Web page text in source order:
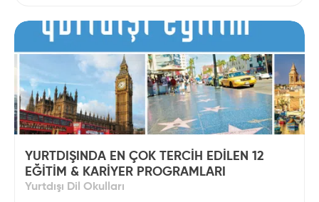
YURTDIŞINDA EN ÇOK TERCİH EDİLEN 12
EĞİTİM & KARİYER PROGRAMLARI
Yurtdışı Dil Okulları